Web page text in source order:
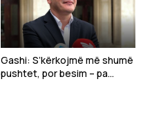
Gashi: S’kërkojmë më shumë
pushtet, por besim – pa